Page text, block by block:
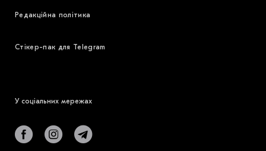
Редакційна політика
Стікер-пак для Telegram
У соціальних мережах